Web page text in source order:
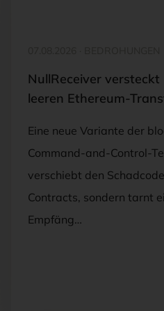
NullReceiver
leeren Ethereum-
Eine neue Variante der
Command-and-Control-
verschiebt den
Contracts, sondern tarnt
Empfäng…